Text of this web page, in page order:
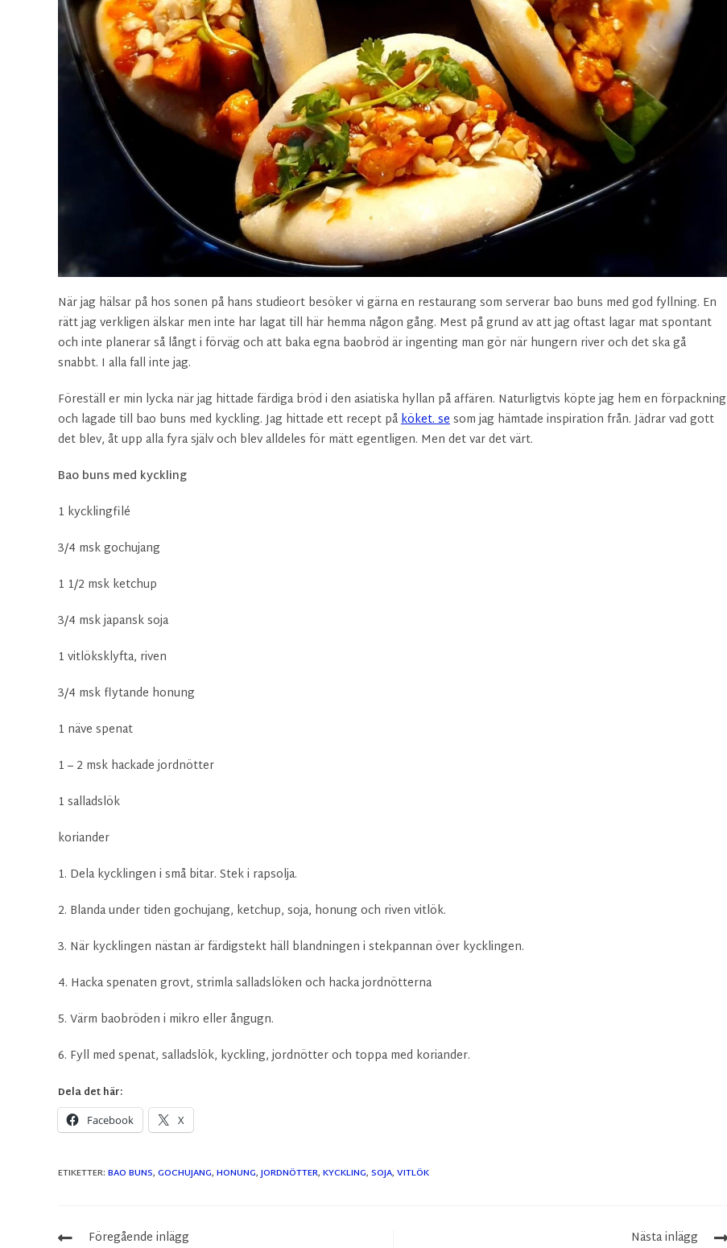
När jag hälsar på hos sonen på hans studieort besöker vi gärna en restaurang som serverar bao buns med god fyllning. En
rätt jag verkligen älskar men inte har lagat till här hemma någon gång. Mest på grund av att jag oftast lagar mat spontant
och inte planerar så långt i förväg och att baka egna baobröd är ingenting man gör när hungern river och det ska gå
snabbt. I alla fall inte jag.
Föreställ er min lycka när jag hittade färdiga bröd i den asiatiska hyllan på affären. Naturligtvis köpte jag hem en förpackning
och lagade till bao buns med kyckling. Jag hittade ett recept påköket. sesom jag hämtade inspiration från. Jädrar vad gott
det blev, åt upp alla fyra själv och blev alldeles för mätt egentligen. Men det var det värt.
Bao buns med kyckling
1 kycklingfilé
3/4 msk gochujang
1 1/2 msk ketchup
3/4 msk japansk soja
1 vitlöksklyfta, riven
3/4 msk flytande honung
1 näve spenat
1 – 2 msk hackade jordnötter
1 salladslök
koriander
1. Dela kycklingen i små bitar. Stek i rapsolja.
2. Blanda under tiden gochujang, ketchup, soja, honung och riven vitlök.
3. När kycklingen nästan är färdigstekt häll blandningen i stekpannan över kycklingen.
4. Hacka spenaten grovt, strimla salladslöken och hacka jordnötterna
5. Värm baobröden i mikro eller ångugn.
6. Fyll med spenat, salladslök, kyckling, jordnötter och toppa med koriander.
Dela det här:
Facebook X
ETIKETTER: BAO BUNS, GOCHUJANG, HONUNG, JORDNÖTTER, KYCKLING, SOJA, VITLÖK
Föregående inlägg Nästa inlägg